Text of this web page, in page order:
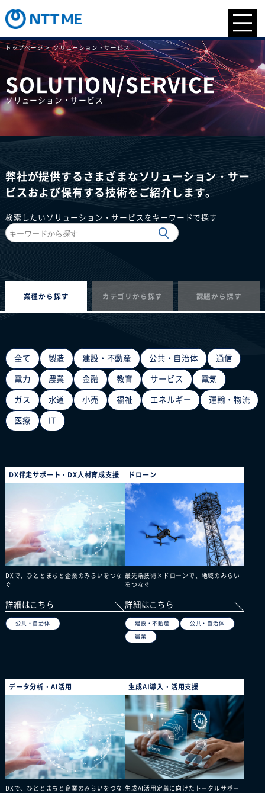
トップページ > ソリューション・サービス
SOLUTION/SERVICE
ソリューション・サービス
弊社が提供するさまざまなソリューション・サー
ビスおよび保有する技術をご紹介します。
検索したいソリューション・サービスをキーワードで探す
業種から探す カテゴリから探す 課題から探す
全て 製造 建設・不動産 公共・自治体 通信
電力 農業 金融 教育 サービス 電気
ガス 水道 小売 福祉 エネルギー 運輸・物流
医療 IT
DX伴走サポート・DX人材育成支援
DXで、ひととまちと企業のみらいをつな
ぐ
詳細はこちら
公共・自治体
ドローン
最先端技術×ドローンで、地域のみらい
をつなぐ
詳細はこちら
建設・不動産 公共・自治体
農業
データ分析・AI活用
DXで、ひととまちと企業のみらいをつな
生成AI導入・活用支援
生成AI活用定着に向けたトータルサポー